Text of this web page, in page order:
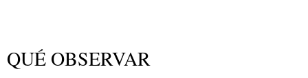
QUÉ OBSERVAR